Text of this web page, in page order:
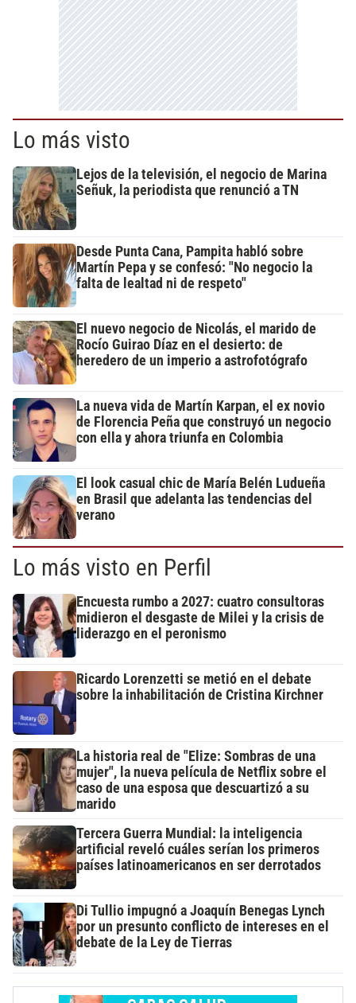
Lo más visto
Lejos de la televisión, el negocio de Marina
Señuk, la periodista que renunció a TN
Desde Punta Cana, Pampita habló sobre
Martín Pepa y se confesó: "No negocio la
falta de lealtad ni de respeto"
El nuevo negocio de Nicolás, el marido de
Rocío Guirao Díaz en el desierto: de
heredero de un imperio a astrofotógrafo
La nueva vida de Martín Karpan, el ex novio
de Florencia Peña que construyó un negocio
con ella y ahora triunfa en Colombia
El look casual chic de María Belén Ludueña
en Brasil que adelanta las tendencias del
verano
Lo más visto en Perfil
Encuesta rumbo a 2027: cuatro consultoras
midieron el desgaste de Milei y la crisis de
liderazgo en el peronismo
Ricardo Lorenzetti se metió en el debate
sobre la inhabilitación de Cristina Kirchner
La historia real de "Elize: Sombras de una
mujer", la nueva película de Netflix sobre el
caso de una esposa que descuartizó a su
marido
Tercera Guerra Mundial: la inteligencia
artificial reveló cuáles serían los primeros
países latinoamericanos en ser derrotados
Di Tullio impugnó a Joaquín Benegas Lynch
por un presunto conflicto de intereses en el
debate de la Ley de Tierras